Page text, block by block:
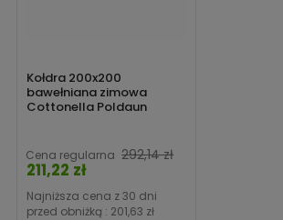
Kołdra 200x200
bawełniana zimowa
Cottonella Poldaun
Cena regularna 292,14 zł
Cena
211,22 zł
Najniższa cena z 30 dni
przed obniżką : 201,63 zł